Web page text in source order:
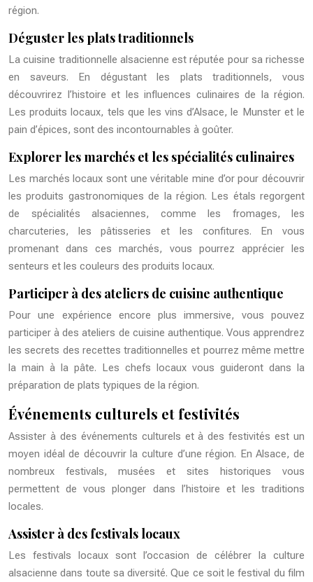
région.
Déguster les plats traditionnels
La cuisine traditionnelle alsacienne est réputée pour sa richesse
en saveurs. En dégustant les plats traditionnels, vous
découvrirez l’histoire et les influences culinaires de la région.
Les produits locaux, tels que les vins d’Alsace, le Munster et le
pain d’épices, sont des incontournables à goûter.
Explorer les marchés et les spécialités culinaires
Les marchés locaux sont une véritable mine d’or pour découvrir
les produits gastronomiques de la région. Les étals regorgent
de spécialités alsaciennes, comme les fromages, les
charcuteries, les pâtisseries et les confitures. En vous
promenant dans ces marchés, vous pourrez apprécier les
senteurs et les couleurs des produits locaux.
Participer à des ateliers de cuisine authentique
Pour une expérience encore plus immersive, vous pouvez
participer à des ateliers de cuisine authentique. Vous apprendrez
les secrets des recettes traditionnelles et pourrez même mettre
la main à la pâte. Les chefs locaux vous guideront dans la
préparation de plats typiques de la région.
Événements culturels et festivités
Assister à des événements culturels et à des festivités est un
moyen idéal de découvrir la culture d’une région. En Alsace, de
nombreux festivals, musées et sites historiques vous
permettent de vous plonger dans l’histoire et les traditions
locales.
Assister à des festivals locaux
Les festivals locaux sont l’occasion de célébrer la culture
alsacienne dans toute sa diversité. Que ce soit le festival du film